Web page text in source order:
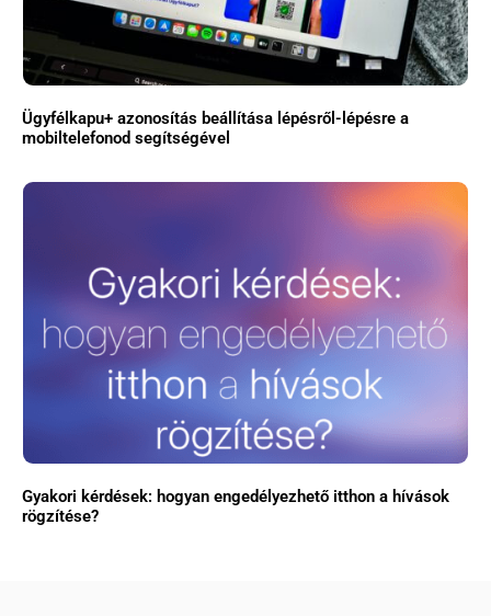
Ügyfélkapu+ azonosítás beállítása lépésről-lépésre a
mobiltelefonod segítségével
Gyakori kérdések: hogyan engedélyezhető itthon a hívások
rögzítése?